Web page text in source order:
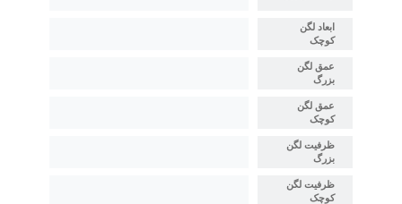
ابعاد لگن
کوچک
عمق لگن
بزرگ
عمق لگن
کوچک
ظرفیت لگن
بزرگ
ظرفیت لگن
کوچک